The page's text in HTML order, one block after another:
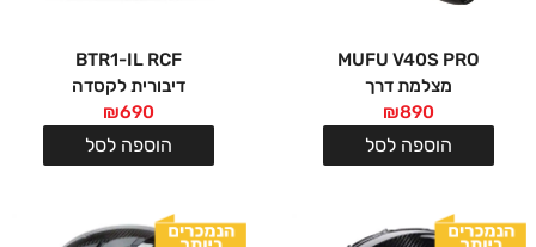
MUFU V40S PRO
מצלמת דרך
₪890
הוספה לסל
BTR1-IL RCF
דיבורית לקסדה
₪690
הוספה לסל